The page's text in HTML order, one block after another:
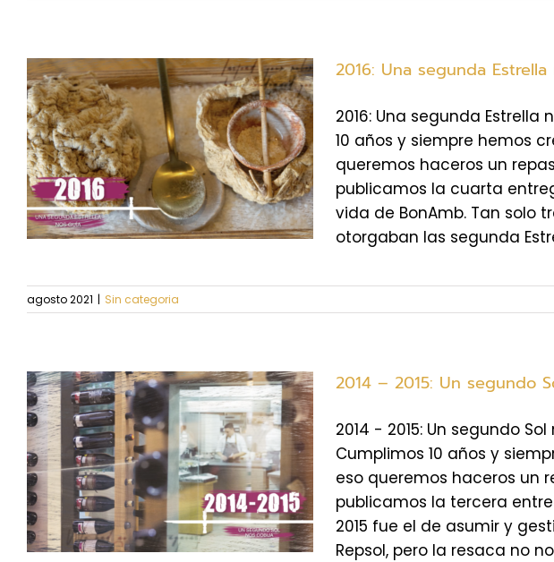
2016: Una segunda
2016: Una segunda
10 años y siempre hemos
queremos haceros un
publicamos la cuarta
vida de BonAmb. Tan solo
otorgaban las segunda
agosto 2021 | Sin categoria
2014 – 2015: Un segundo
2014 - 2015: Un segundo
Cumplimos 10 años y
eso queremos haceros un
publicamos la tercera
2015 fue el de asumir y
Repsol, pero la resaca no